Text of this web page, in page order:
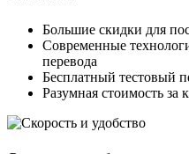
Большие скидки для
Современные
перевода
Бесплатный тестовый
Разумная стоимость за